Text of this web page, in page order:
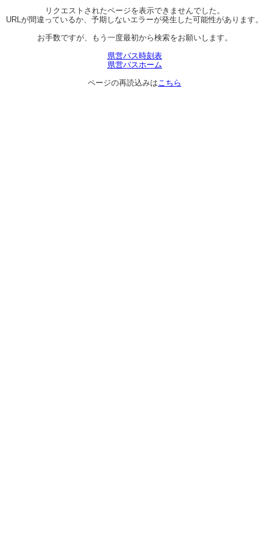
リクエストされたページを表示できませんでした。
URLが間違っているか、予期しないエラーが発生した可能性があります。
お手数ですが、もう一度最初から検索をお願いします。
県営バス時刻表
県営バスホーム
ページの再読込みはこちら